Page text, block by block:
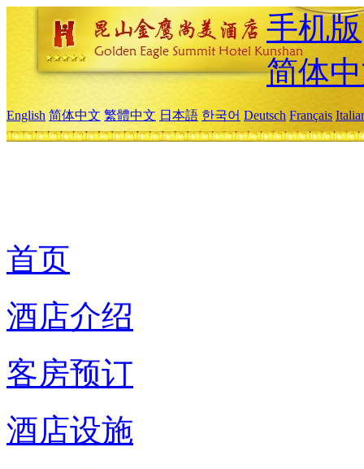
手机版
简体
English 简体中文 繁體中文 日本語 한국어 Deutsch Français
首页
酒店介绍
客房预订
酒店设施